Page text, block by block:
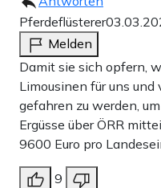
Pferdeflüsterer
Melden
Damit sie sich opfern,
Limousinen für uns
gefahren zu werden,
Ergüsse über ÖRR
9600 Euro pro
9